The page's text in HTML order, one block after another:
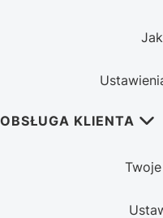
OBSŁUGA KLIENTA